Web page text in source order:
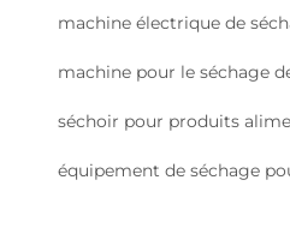
machine électrique de
machine pour le séchage
séchoir pour produits
équipement de séchage